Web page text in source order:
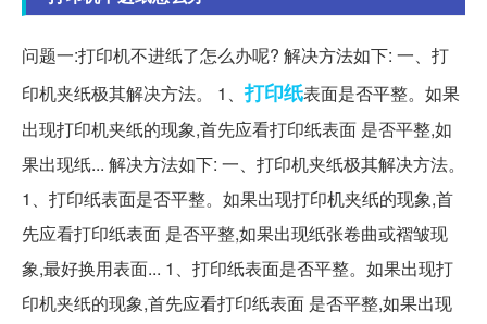
问题一:打印机不进纸了怎么办呢? 解决方法如下: 一、打
印机夹纸极其解决方法。 1、打印纸表面是否平整。如果
出现打印机夹纸的现象,首先应看打印纸表面 是否平整,如
果出现纸... 解决方法如下: 一、打印机夹纸极其解决方法。
1、打印纸表面是否平整。如果出现打印机夹纸的现象,首
先应看打印纸表面 是否平整,如果出现纸张卷曲或褶皱现
象,最好换用表面... 1、打印纸表面是否平整。如果出现打
印机夹纸的现象,首先应看打印纸表面 是否平整,如果出现